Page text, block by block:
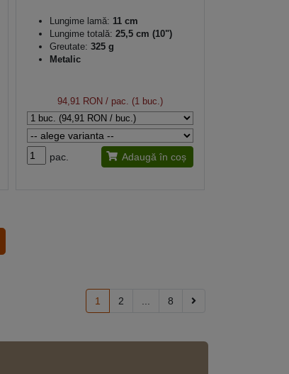
Lungime lamă: 11 cm
Lungime totală: 25,5 cm (10")
Greutate: 325 g
Metalic
94,91 RON / pac. (1 buc.)
pac. Adaugă în coș
1 2 8